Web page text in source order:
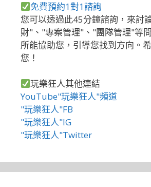
免費預約1對1諮詢
您可以透過此45分鐘諮詢，來討
財"、"專案管理"、"團隊管理"等
所能協助您，引導您找到方向。
您！
玩樂狂人其他連結
YouTube"玩樂狂人"頻道
"玩樂狂人"FB
"玩樂狂人"IG
"玩樂狂人"Twitter